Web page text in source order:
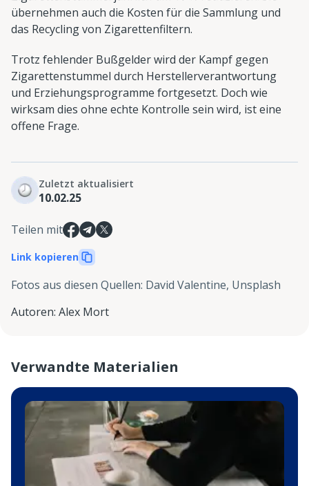
übernehmen auch die Kosten für die Sammlung und
das Recycling von Zigarettenfiltern.
Trotz fehlender Bußgelder wird der Kampf gegen
Zigarettenstummel durch Herstellerverantwortung
und Erziehungsprogramme fortgesetzt. Doch wie
wirksam dies ohne echte Kontrolle sein wird, ist eine
offene Frage.
Zuletzt aktualisiert
10.02.25
Teilen mit
Link kopieren
Fotos aus diesen Quellen: David Valentine, Unsplash
Autoren: Alex Mort
Verwandte Materialien